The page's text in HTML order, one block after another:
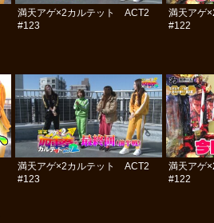
満天アゲ×2カルテット ACT2
#123
満天アゲ
#122
満天アゲ×2カルテット ACT2
#123
満天アゲ
#122